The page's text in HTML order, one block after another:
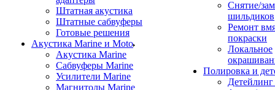
Штатная акустика
Штатные сабвуферы
Готовые решения
Акустика Marine и Moto
Акустика Marine
Сабвуферы Marine
Усилители Marine
Магнитолы Marine
Снятие/
шильдиков
Ремонт
покраски
Локальное
Полировка и